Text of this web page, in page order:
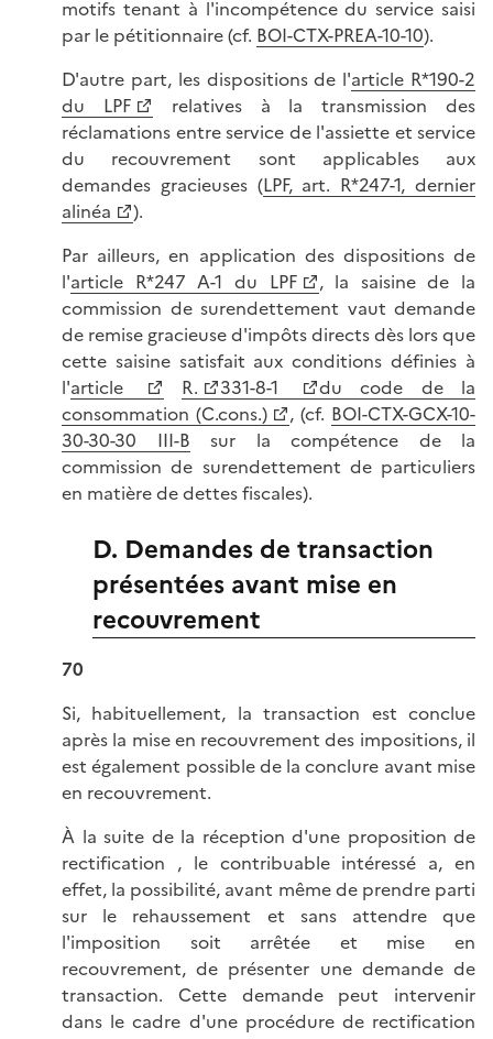
motifs tenant à l'incompétence du service saisi
par le pétitionnaire (cf. BOI-CTX-PREA-10-10).
D'autre part, les dispositions de l'article R*190-2
du LPF
relatives à la transmission des
réclamations entre service de l'assiette et service
du recouvrement sont applicables aux
demandes gracieuses (LPF, art. R*247-1, dernier
alinéa
).
Par ailleurs, en application des dispositions de
l'article R*247 A-1 du LPF
, la saisine de la
commission de surendettement vaut demande
de remise gracieuse d'impôts directs dès lors que
cette saisine satisfait aux conditions définies à
l'article R. 331-8-1
du code de la
consommation (C.cons.)
, (cf. BOI-CTX-GCX-10-
30-30-30 III-B sur la compétence de la
commission de surendettement de particuliers
en matière de dettes fiscales).
D. Demandes de transaction
présentées avant mise en
recouvrement
70
Si, habituellement, la transaction est conclue
après la mise en recouvrement des impositions, il
est également possible de la conclure avant mise
en recouvrement.
À la suite de la réception d'une proposition de
rectification , le contribuable intéressé a, en
effet, la possibilité, avant même de prendre parti
sur le rehaussement et sans attendre que
l'imposition soit arrêtée et mise en
recouvrement, de présenter une demande de
transaction. Cette demande peut intervenir
dans le cadre d'une procédure de rectification